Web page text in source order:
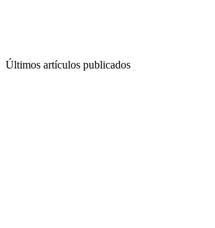
Últimos artículos publicados